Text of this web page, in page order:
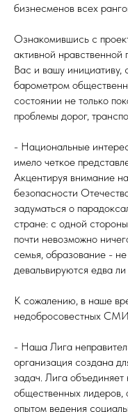
бизнесменов всех
Ознакомившись с
активной
Вас и вашу инициативу,
барометром
состоянии не только
проблемы дорог,
- Национальные
имело четкое
Акцентируя внимание
безопасности
задуматься о
стране: с одной
почти невозможно
семья, образование -
девальвируются едва
К сожалению, в наше
недобросовестных
- Наша Лига
организация создана
задач. Лига
общественных
опытом ведения